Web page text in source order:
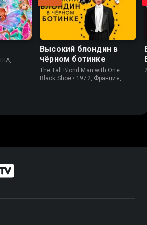
Высокий блондин в
чёрном ботинке
The Tall Blond Man with One
Black Shoe • 1972, Франция,